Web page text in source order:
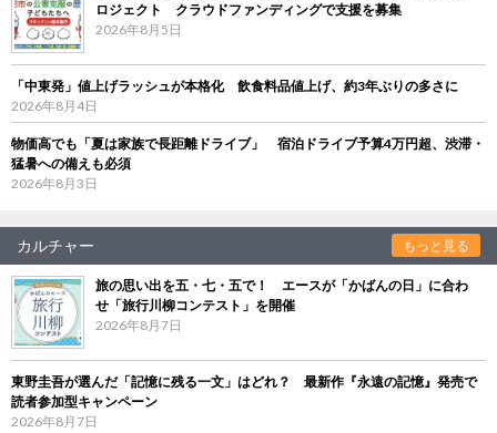
ロジェクト クラウドファンディングで支援を募集
2026年8月5日
「中東発」値上げラッシュが本格化 飲食料品値上げ、約3年ぶりの多さに
2026年8月4日
物価高でも「夏は家族で長距離ドライブ」 宿泊ドライブ予算4万円超、渋滞・
猛暑への備えも必須
2026年8月3日
カルチャー もっと見る
旅の思い出を五・七・五で！ エースが「かばんの日」に合わ
せ「旅行川柳コンテスト」を開催
2026年8月7日
東野圭吾が選んだ「記憶に残る一文」はどれ？ 最新作『永遠の記憶』発売で
読者参加型キャンペーン
2026年8月7日